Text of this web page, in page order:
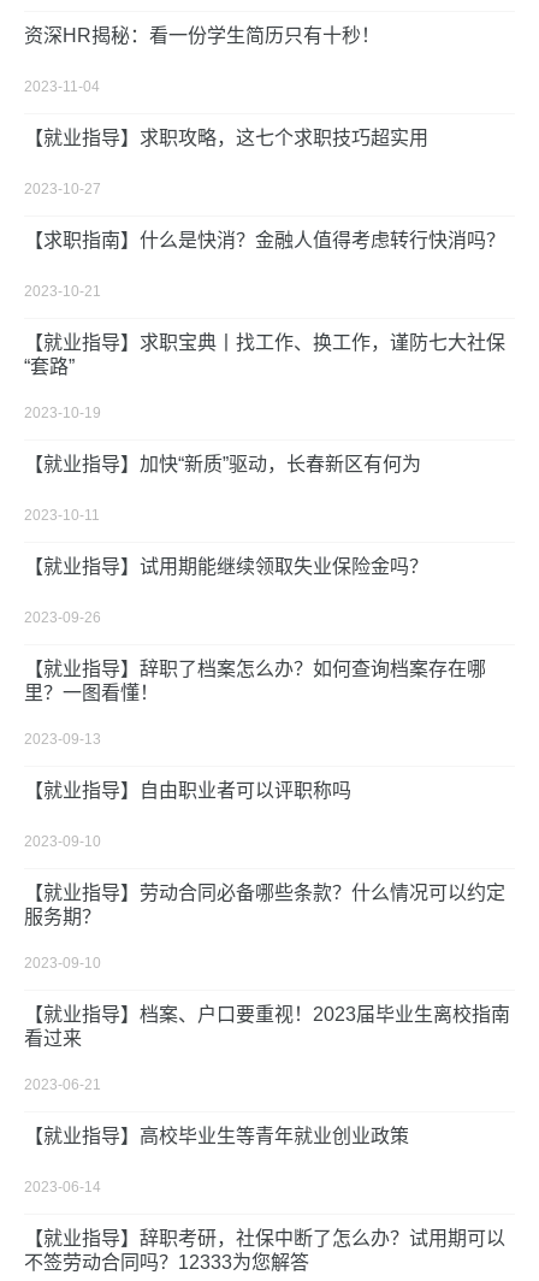
资深HR揭秘：看一份学生简历只有十秒！
2023-11-04
【就业指导】求职攻略，这七个求职技巧超实用
2023-10-27
【求职指南】什么是快消？金融人值得考虑转行快消吗？
2023-10-21
【就业指导】求职宝典丨找工作、换工作，谨防七大社保
“套路”
2023-10-19
【就业指导】加快“新质”驱动，长春新区有何为
2023-10-11
【就业指导】试用期能继续领取失业保险金吗？
2023-09-26
【就业指导】辞职了档案怎么办？如何查询档案存在哪
里？一图看懂！
2023-09-13
【就业指导】自由职业者可以评职称吗
2023-09-10
【就业指导】劳动合同必备哪些条款？什么情况可以约定
服务期？
2023-09-10
【就业指导】档案、户口要重视！2023届毕业生离校指南
看过来
2023-06-21
【就业指导】高校毕业生等青年就业创业政策
2023-06-14
【就业指导】辞职考研，社保中断了怎么办？试用期可以
不签劳动合同吗？12333为您解答